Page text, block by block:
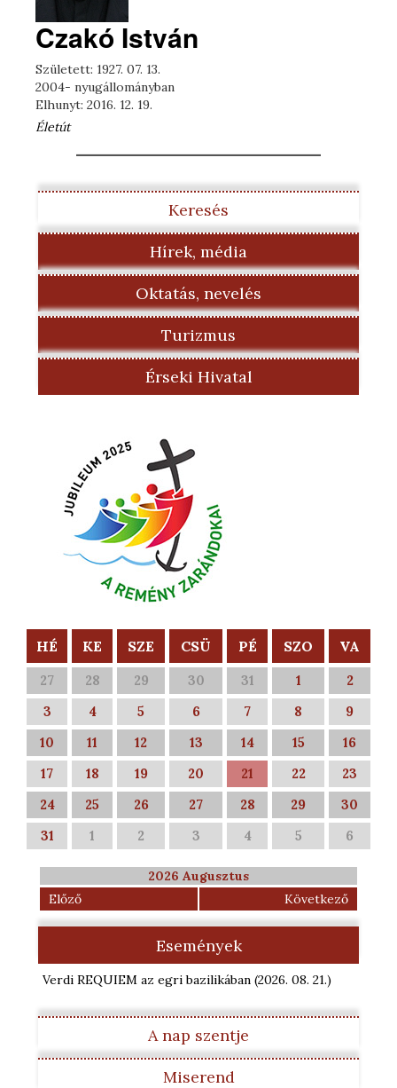
Czakó István
Született: 1927. 07. 13.
2004- nyugállományban
Elhunyt: 2016. 12. 19.
Életút
Keresés
Hírek, média
Oktatás, nevelés
Turizmus
Érseki Hivatal
HÉ KE SZE CSÜ PÉ SZO VA
27 28 29 30 31 1
2
3
4 5 6 7 8
9
10
11 12 13 14 15
16
17
18 19 20 21 22
23
24
25 26 27 28 29
30
31
1 2 3 4 5 6
2026 Augusztus
Előző
Következő
Események
Verdi REQUIEM az egri bazilikában (2026. 08. 21.)
A nap szentje
Miserend